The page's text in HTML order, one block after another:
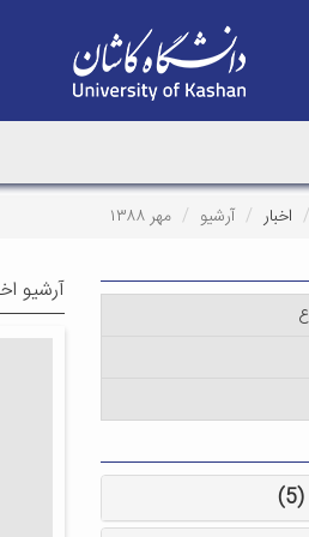
اخبار آرشیو مهر ۱۳۸۸
آرشیو